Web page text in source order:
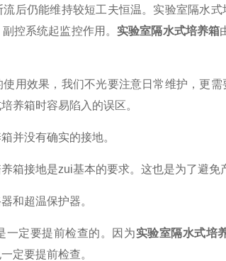
后仍能维持较短工夫恒温。实验室隔水
控系统起监控作用。 实验室隔水式培养箱
效果，我们不光要注意日常维护，更需
养箱时容易陷入的误区。
没有确实的接地。
接地是zui基本的要求。这也是为了避免
超温保护器。
定要提前检查的。因为实验室隔水式培
定要提前检查。